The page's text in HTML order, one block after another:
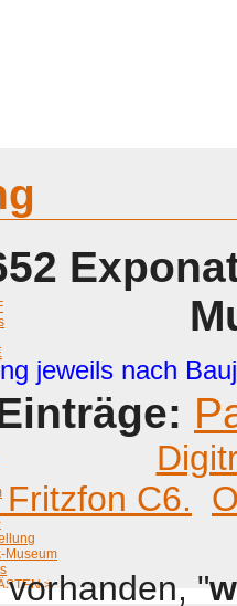
Museum
>
jeweils nach
C6.
"